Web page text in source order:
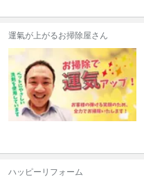
運氣が上がるお掃除屋さん
ハッピーリフォーム